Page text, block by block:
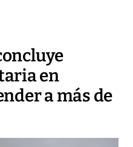
en
a más de